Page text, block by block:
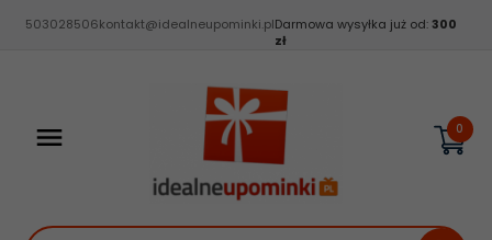
503028506kontakt@idealneupominki.plDarmowa wysyłka już od: 300
zł
0